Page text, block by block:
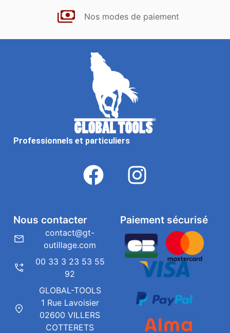
Nos modes de paiement
Professionnels et particuliers
Paiement sécurisé
Nous contacter
contact@gt-
outillage.com
00 33 3 23 53 55
92
GLOBAL-TOOLS
1 Rue Lavoisier
02600 VILLERS
COTTERETS